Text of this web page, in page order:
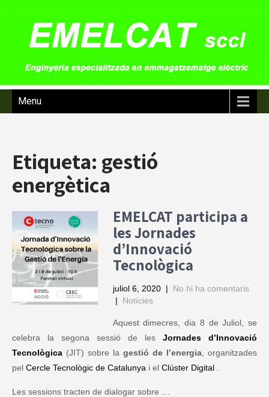
Menu
Etiqueta: gestió
energètica
EMELCAT participa a
les Jornades
d’Innovació
Tecnològica
juliol 6, 2020 | No hi ha comentaris
| Notícies
Aquest dimecres, dia 8 de Juliol, se
celebra la segona sessió de les Jornades d’Innovació
Tecnològica (JIT) sobre la gestió de l’energia , organitzades
pel Cercle Tecnològic de Catalunya i el Clúster Digital
Les sessions tracten de dialogar sobre …